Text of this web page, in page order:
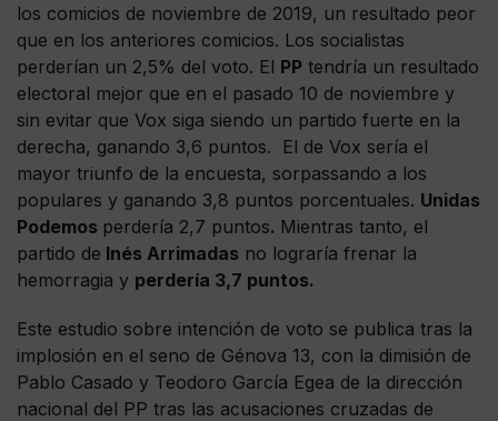
los comicios de noviembre de 2019, un resultado peor
que en los anteriores comicios. Los socialistas
perderían un 2,5% del voto. El PP tendría un resultado
electoral mejor que en el pasado 10 de noviembre y
sin evitar que Vox siga siendo un partido fuerte en la
derecha, ganando 3,6 puntos. El de Vox sería el
mayor triunfo de la encuesta, sorpassando a los
populares y ganando 3,8 puntos porcentuales. Unidas
Podemos perdería 2,7 puntos. Mientras tanto, el
partido de Inés Arrimadas no lograría frenar la
hemorragia y perdería 3,7 puntos.
Este estudio sobre intención de voto se publica tras la
implosión en el seno de Génova 13, con la dimisión de
Pablo Casado y Teodoro García Egea de la dirección
nacional del PP tras las acusaciones cruzadas de